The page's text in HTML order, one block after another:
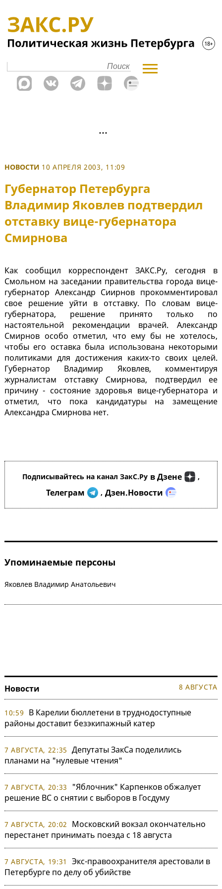
НОВОСТИ 10 АПРЕЛЯ 2003, 11:09
Губернатор Петербурга
Владимир Яковлев подтвердил
отставку вице-губернатора
Смирнова
Как сообщил корреспондент ЗАКС.Ру, сегодня в
Смольном на заседании правительства города вице-
губернатор Александр Сиирнов прокомментировал
свое решение уйти в отставку. По словам вице-
губернатора, решение принято только по
настоятельной рекомендации врачей. Александр
Смирнов особо отметил, что ему бы не хотелось,
чтобы его оставка была использована некоторыми
политиками для достижения каких-то своих целей.
Губернатор Владимир Яковлев, комментируя
журналистам отставку Смирнова, подтвердил ее
причину - состояние здоровья вице-губернатора и
отметил, что пока кандидатуры на замещение
Александра Смирнова нет.
Подписывайтесь на канал ЗакС.Ру в Дзене ,
Телеграм , Дзен.Новости
Упоминаемые персоны
Яковлев Владимир Анатольевич
Новости 8 АВГУСТА
10:59
В Карелии бюллетени в труднодоступные
районы доставит безэкипажный катер
7 АВГУСТА, 22:35 Депутаты ЗакСа поделились
планами на "нулевые чтения"
7 АВГУСТА, 20:33
"Яблочник" Карпенков обжалует
решение ВС о снятии с выборов в Госдуму
7 АВГУСТА, 20:02
Московский вокзал окончательно
перестанет принимать поезда с 18 августа
7 АВГУСТА, 19:31
Экс-правоохранителя арестовали в
Петербурге по делу об убийстве